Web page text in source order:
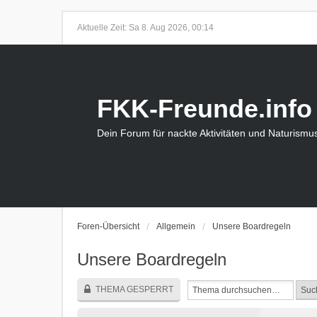
Aktuelle Zeit: Sa 8. Aug 2026, 00:14
FKK-Freunde.info
Dein Forum für nackte Aktivitäten und
Foren-Übersicht Allgemein Unsere Boardregeln
Unsere Boardregeln
THEMA GESPERRT